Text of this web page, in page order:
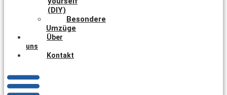
(DIY)
Besondere
Umzüge
Über
uns
Kontakt